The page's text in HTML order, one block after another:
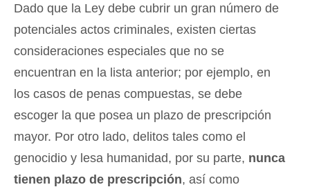
Dado que la Ley debe cubrir un gran número de
potenciales actos criminales, existen ciertas
consideraciones especiales que no se
encuentran en la lista anterior; por ejemplo, en
los casos de penas compuestas, se debe
escoger la que posea un plazo de prescripción
mayor. Por otro lado, delitos tales como el
genocidio y lesa humanidad, por su parte, nunca
tienen plazo de prescripción, así como